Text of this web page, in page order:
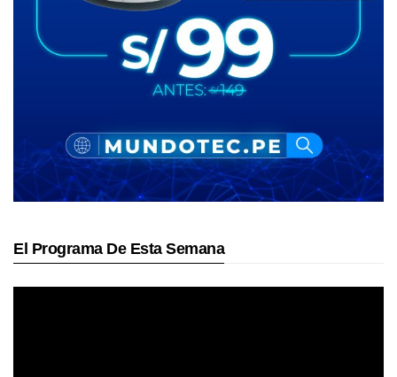
El Programa De Esta Semana